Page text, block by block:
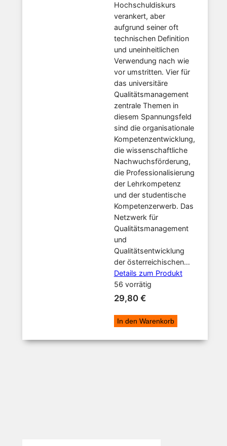
Hochschuldiskurs
verankert, aber
aufgrund seiner oft
technischen Definition
und uneinheitlichen
Verwendung nach wie
vor umstritten. Vier für
das universitäre
Qualitätsmanagement
zentrale Themen in
diesem Spannungsfeld
sind die organisationale
Kompetenzentwicklung,
die wissenschaftliche
Nachwuchsförderung,
die Professionalisierung
der Lehrkompetenz
und der studentische
Kompetenzerwerb. Das
Netzwerk für
Qualitätsmanagement
und
Qualitätsentwicklung
der österreichischen…
Details zum Produkt
56 vorrätig
29,80 €
In den Warenkorb